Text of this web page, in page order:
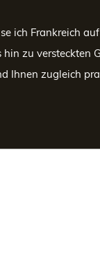
ich Frankreich
zu versteckten
Ihnen zugleich